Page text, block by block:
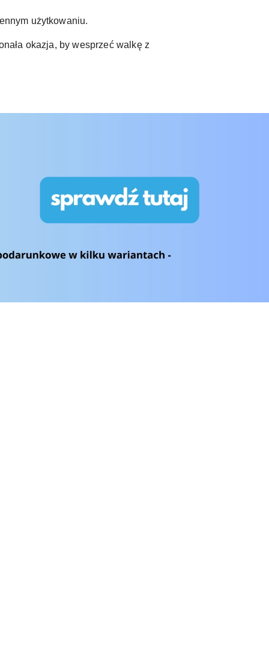
użytkowaniu.
okazja, by wesprzeć walkę z